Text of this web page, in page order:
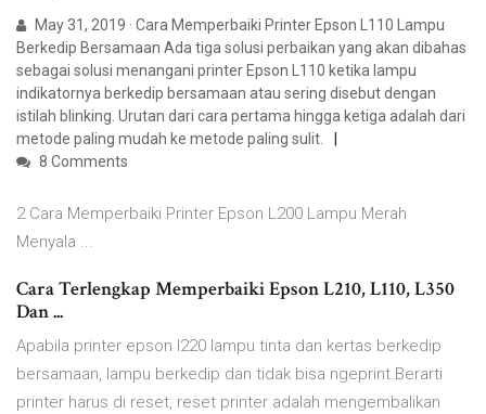
May 31, 2019 · Cara Memperbaiki Printer Epson L110 Lampu
Berkedip Bersamaan Ada tiga solusi perbaikan yang akan dibahas
sebagai solusi menangani printer Epson L110 ketika lampu
indikatornya berkedip bersamaan atau sering disebut dengan
istilah blinking. Urutan dari cara pertama hingga ketiga adalah dari
metode paling mudah ke metode paling sulit.
8 Comments
2 Cara Memperbaiki Printer Epson L200 Lampu Merah
Menyala ...
Cara Terlengkap Memperbaiki Epson L210, L110, L350
Dan ...
Apabila printer epson l220 lampu tinta dan kertas berkedip
bersamaan, lampu berkedip dan tidak bisa ngeprint.Berarti
printer harus di reset, reset printer adalah mengembalikan